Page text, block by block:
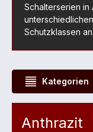
Schalterserien in
Schutzklassen an
Kategorien
Anthrazit